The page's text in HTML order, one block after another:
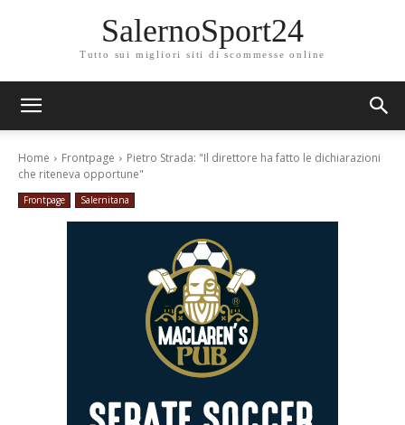
SalernoSport24
Tutto sui migliori siti di scommesse online
Home Frontpage
Pietro Strada: "Il direttore ha fatto le dichiarazioni
che riteneva opportune"
Frontpage Salernitana